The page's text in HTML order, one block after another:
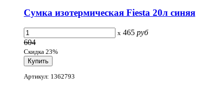
Сумка изотермическая Fiesta 20л синяя
x 465 руб
604
Скидка 23%
Артикул: 1362793